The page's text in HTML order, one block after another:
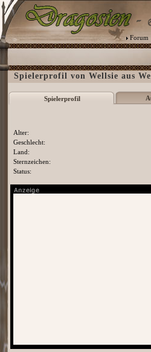
Forum
Spielerprofil von Wellsie aus
Spielerprofil
Alter:
Geschlecht:
Land:
Sternzeichen:
Status: